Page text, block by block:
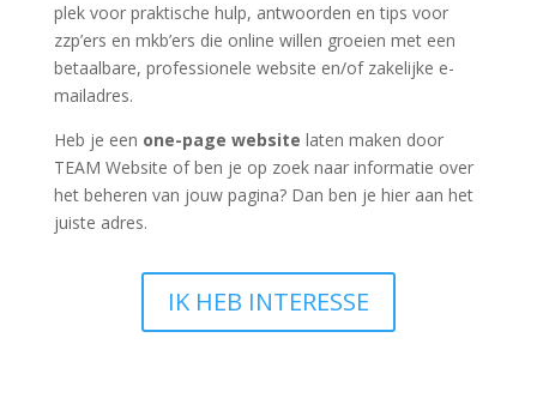
plek voor praktische hulp, antwoorden en tips voor
zzp’ers en mkb’ers die online willen groeien met een
betaalbare, professionele website en/of zakelijke e-
mailadres.
Heb je een one-page website laten maken door
TEAM Website of ben je op zoek naar informatie over
het beheren van jouw pagina? Dan ben je hier aan het
juiste adres.
IK HEB INTERESSE